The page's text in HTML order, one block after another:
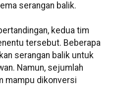
serangan balik.
kedua tim
tersebut. Beberapa
serangan balik untuk
Namun, sejumlah
mampu dikonversi